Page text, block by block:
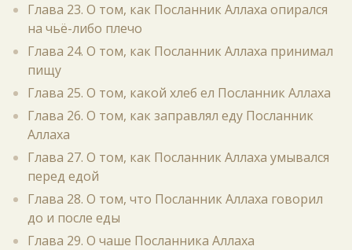
Глава 23. О том, как Посланник Аллаха опирался
на чьё-либо плечо
Глава 24. О том, как Посланник Аллаха принимал
пищу
Глава 25. О том, какой хлеб ел Посланник Аллаха
Глава 26. О том, как заправлял еду Посланник
Аллаха
Глава 27. О том, как Посланник Аллаха умывался
перед едой
Глава 28. О том, что Посланник Аллаха говорил
до и после еды
Глава 29. О чаше Посланника Аллаха